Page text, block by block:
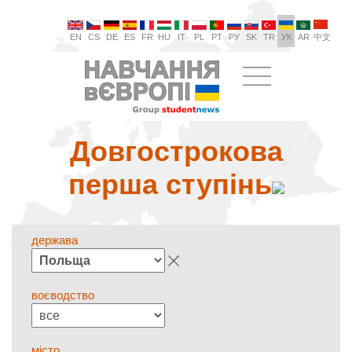
EN CS DE ES FR HU IT PL PT РУ SK TR УК AR 中文
Довгострокова
перша ступінь
держава
воєводство